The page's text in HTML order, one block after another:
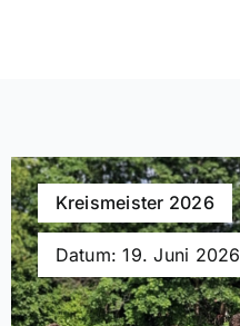
Kreismeister 2026
Datum: 19. Juni 2026